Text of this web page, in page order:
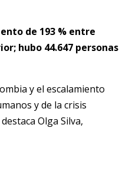
de 193 % entre
hubo 44.647 personas
y el escalamiento
y de la crisis
Olga Silva,